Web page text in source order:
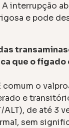
interrupção
e pode
que o fígado
comum o
e
ALT), de até 3
sem